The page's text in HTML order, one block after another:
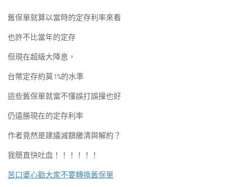
舊保單就算以當時的定存利率來看
也許不比當年的定存
但現在超級大降息，
台幣定存約莫1%的水準
這些舊保單就當不懂誤打誤撞也好
仍遠勝現在的定存利率
作者竟然是建議減額繳清與解約？
我簡直快吐血！！！！！！
苦口婆心勸大家不要轉換舊保單